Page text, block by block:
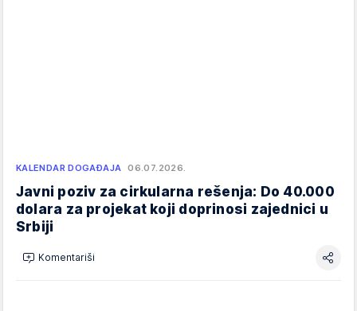
KALENDAR DOGAĐAJA 06.07.2026.
Javni poziv za cirkularna rešenja: Do 40.000
dolara za projekat koji doprinosi zajednici u
Srbiji
Komentariši